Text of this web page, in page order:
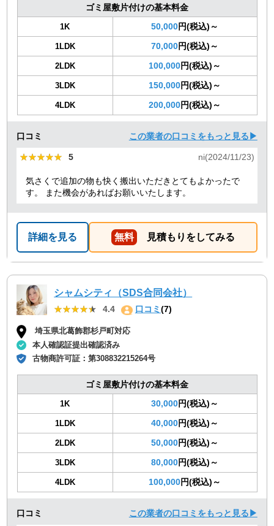
ゴミ屋敷片付けの基本料金
1K 50,000円(税込)～
1LDK 70,000円(税込)～
2LDK 100,000円(税込)～
3LDK 150,000円(税込)～
4LDK 200,000円(税込)～
口コミ この業者の口コミをもっと見る▶
★★★★★
★★★★★ 5 ni(2024/11/23)
気さくで追加の物も快く搬出いただきとてもよかったで
す。 また機会があればお願いいたします。
詳細を見る 無料 見積もりをしてみる
シャムシティ（SDS合同会社）
★★★★★
★★★★★ 4.4 口コミ(7)
埼玉県北葛飾郡杉戸町対応
本人確認証提出確認済み
古物商許可証：第308832215264号
ゴミ屋敷片付けの基本料金
1K 30,000円(税込)～
1LDK 40,000円(税込)～
2LDK 50,000円(税込)～
3LDK 80,000円(税込)～
4LDK 100,000円(税込)～
口コミ この業者の口コミをもっと見る▶